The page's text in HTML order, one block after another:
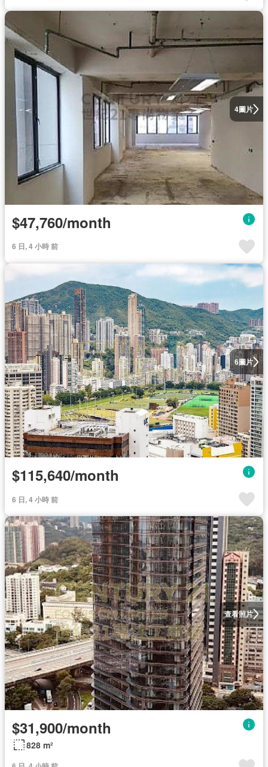
4圖片
$47,760/month
6 日, 4 小時 前
6圖片
$115,640/month
6 日, 4 小時 前
查看照片
$31,900/month
828 m²